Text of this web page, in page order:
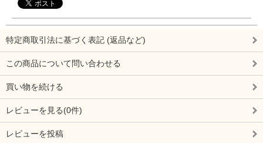
特定商取引法に基づく表記 (返品など)
この商品について問い合わせる
買い物を続ける
レビューを見る(0件)
レビューを投稿